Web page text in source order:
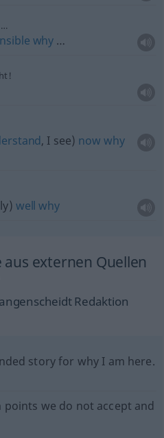
…
why …
, I see) now why
well why
aus externen Quellen
Redaktion
story for why I am here.
we do not accept and